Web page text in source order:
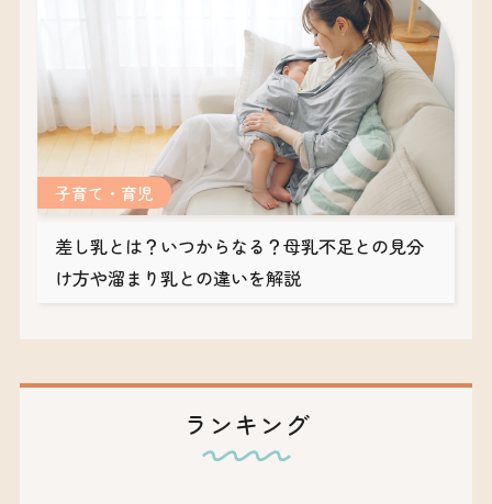
差し乳とは？いつからなる？母乳不足との見分
け方や溜まり乳との違いを解説
子育て・育児
ランキング